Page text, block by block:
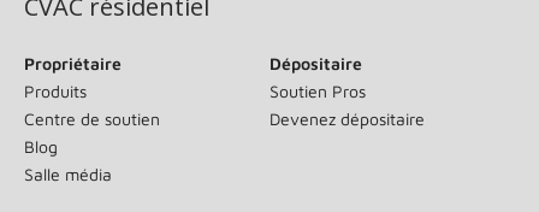
CVAC résidentiel
Propriétaire
Produits
Centre de soutien
Blog
Salle média
Dépositaire
Soutien Pros
Devenez dépositaire